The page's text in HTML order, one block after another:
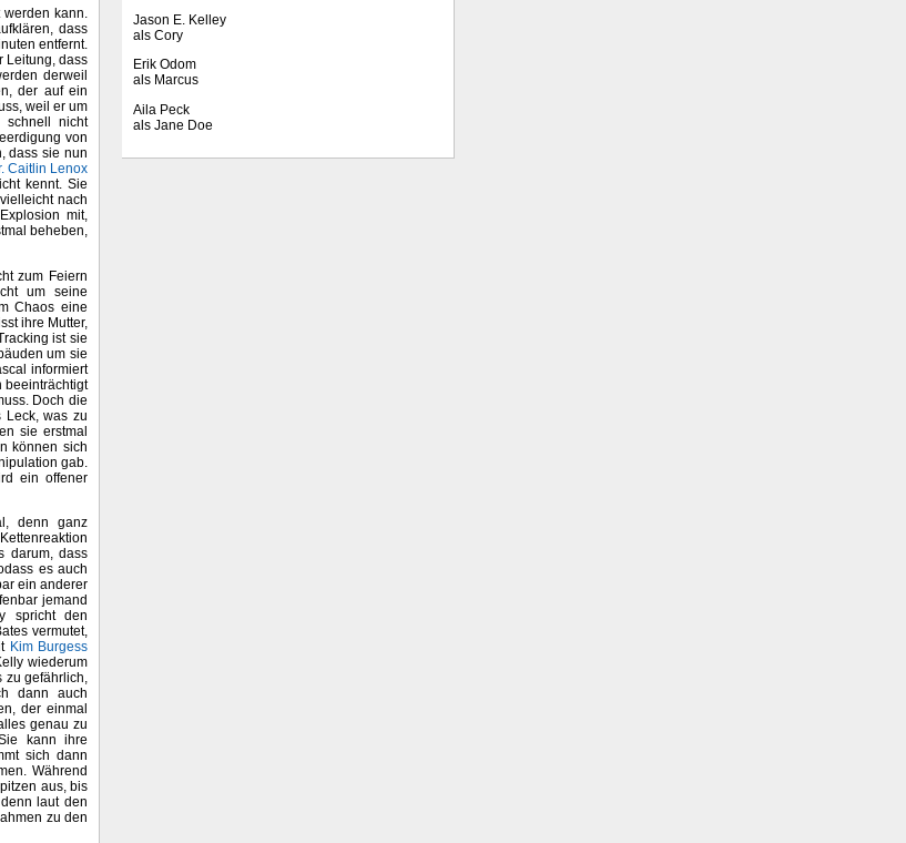
werden kann.
dass
entfernt.
Leitung, dass
derweil
der auf ein
weil er um
nicht
von
dass sie nun
Caitlin Lenox
kennt. Sie
nach
mit,
beheben,
zum Feiern
um seine
Chaos eine
ihre Mutter,
ist sie
um sie
informiert
beeinträchtigt
Doch die
Leck, was zu
sie erstmal
können sich
gab.
ein offener
denn ganz
darum, dass
es auch
ein anderer
jemand
spricht den
vermutet,
Kim Burgess
wiederum
zu gefährlich,
dann auch
der einmal
genau zu
kann ihre
sich dann
Während
aus, bis
laut den
zu den
Jason E. Kelley
als Cory
Erik Odom
als Marcus
Aila Peck
als Jane Doe